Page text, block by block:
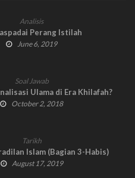
Analisis
Perang Istilah
June 6, 2019
Soal Jawab
Ulama di Era Khilafah?
October 2, 2018
Tarikh
Islam (Bagian 3-Habis)
August 17, 2019